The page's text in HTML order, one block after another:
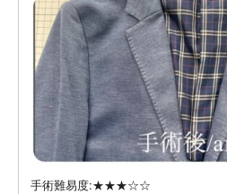
手術難易度:★★★☆☆